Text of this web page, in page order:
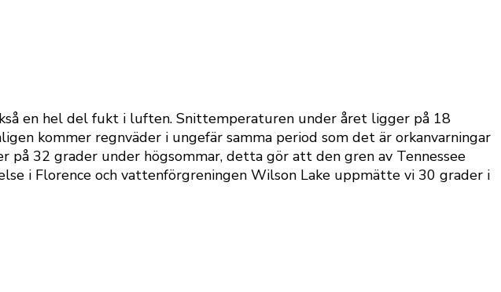
en hel del fukt i luften. Snittemperaturen under året ligger på 18
kommer regnväder i ungefär samma period som det är orkanvarningar
32 grader under högsommar, detta gör att den gren av Tennessee
i Florence och vattenförgreningen Wilson Lake uppmätte vi 30 grader i